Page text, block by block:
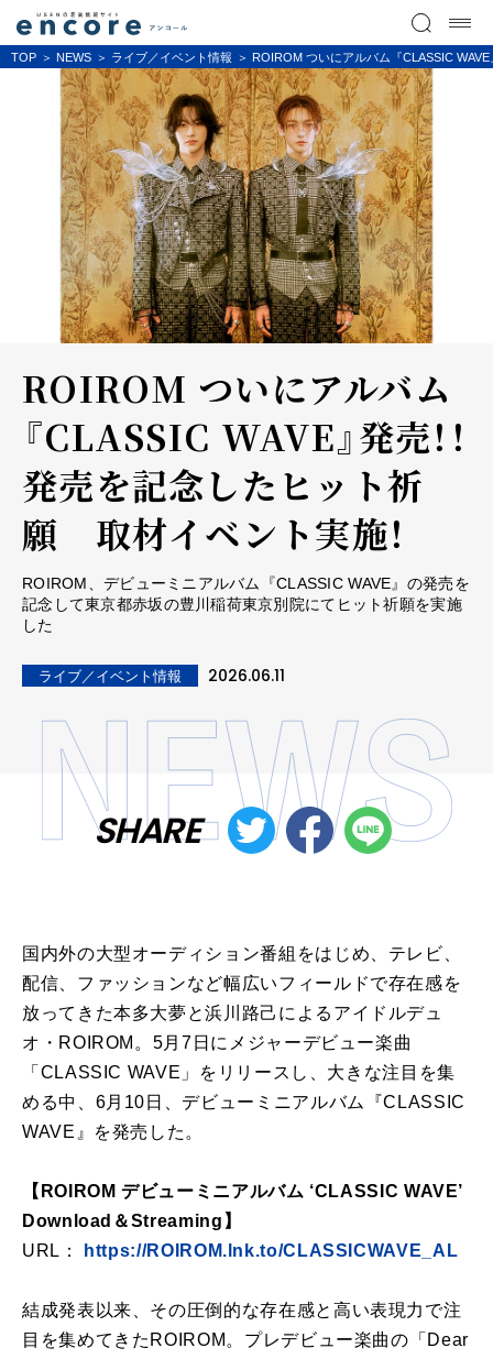
TOP NEWS ライブ／イベント情報 ROIROM ついにアルバム『CLASSIC
ROIROM ついにアルバム
『CLASSIC WAVE』発売！！
発売を記念したヒット祈
願 取材イベント実施！
ROIROM、デビューミニアルバム『CLASSIC WAVE』の発売を
記念して東京都赤坂の豊川稲荷東京別院にてヒット祈願を実施
した
ライブ／イベント情報 2026.06.11
SHARE
国内外の大型オーディション番組をはじめ、テレビ、
配信、ファッションなど幅広いフィールドで存在感を
放ってきた本多大夢と浜川路己によるアイドルデュ
オ・ROIROM。5月7日にメジャーデビュー楽曲
「CLASSIC WAVE」をリリースし、大きな注目を集
める中、6月10日、デビューミニアルバム『CLASSIC
WAVE』を発売した。
【ROIROM デビューミニアルバム ‘CLASSIC WAVE’
Download＆Streaming】
URL：
https://ROIROM.lnk.to/CLASSICWAVE_AL
結成発表以来、その圧倒的な存在感と高い表現力で注
目を集めてきたROIROM。プレデビュー楽曲の「Dear